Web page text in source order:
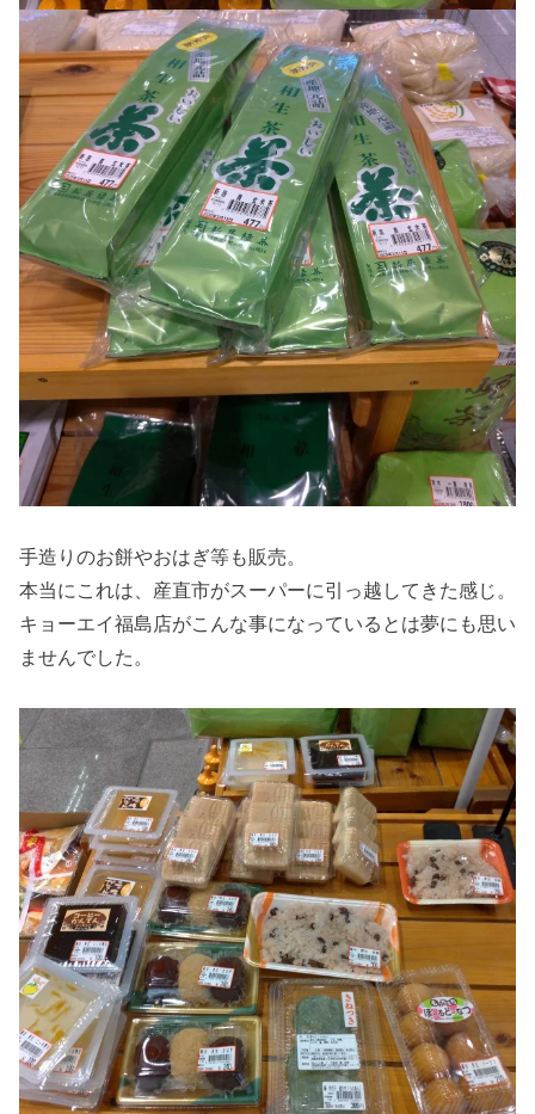
手造りのお餅やおはぎ等も販売。
本当にこれは、産直市がスーパーに引っ越してきた感じ。
キョーエイ福島店がこんな事になっているとは夢にも思い
ませんでした。